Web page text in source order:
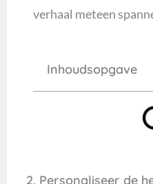
verhaal meteen
Inhoudsopgave
2. Personaliseer de